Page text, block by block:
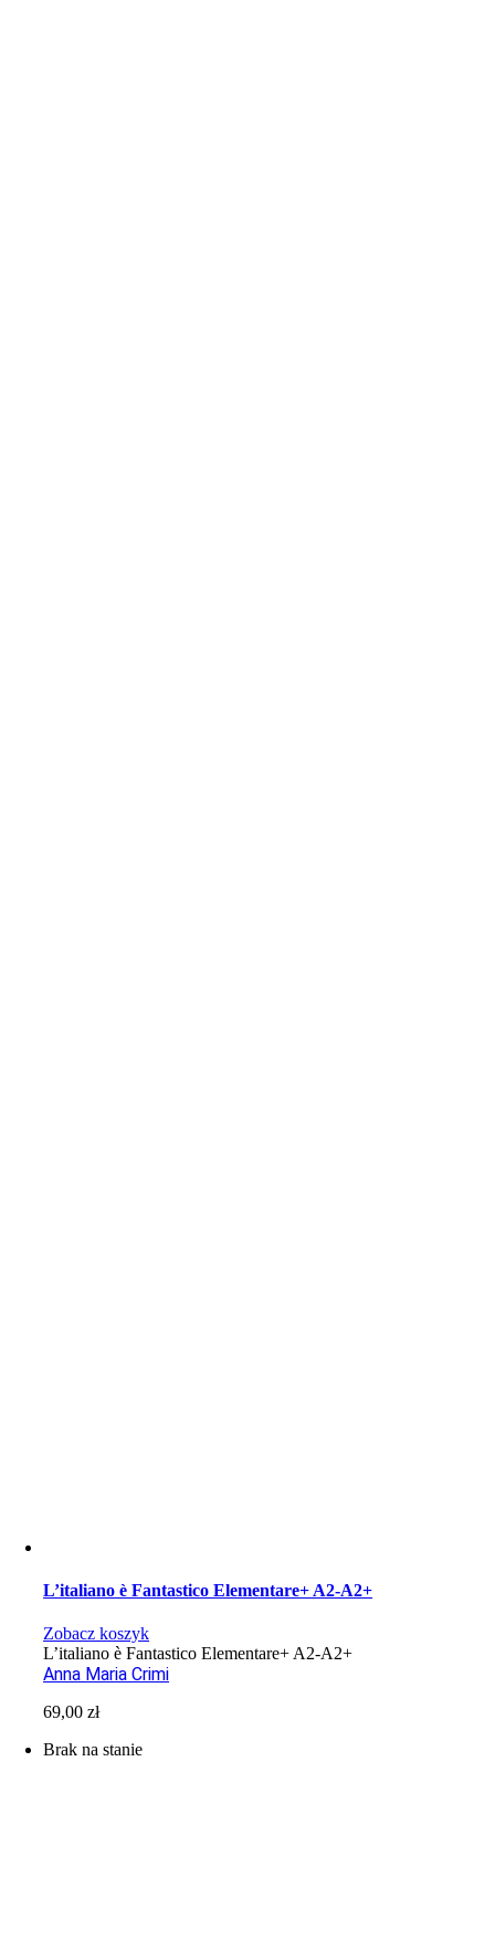
L’italiano è Fantastico Elementare+ A2-A2+
Zobacz koszyk
L’italiano è Fantastico Elementare+ A2-A2+
Anna Maria Crimi
69,00zł
Brak na stanie